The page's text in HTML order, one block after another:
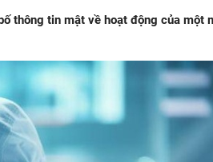
thông tin mật về hoạt động của một